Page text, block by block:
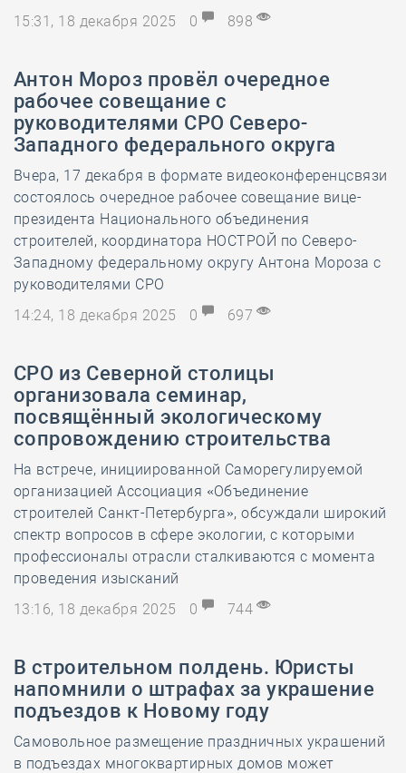
15:31, 18 декабря 2025
0 898
Антон Мороз провёл очередное
рабочее совещание с
руководителями СРО Северо-
Западного федерального округа
Вчера, 17 декабря в формате видеоконференцсвязи
состоялось очередное рабочее совещание вице-
президента Национального объединения
строителей, координатора НОСТРОЙ по Северо-
Западному федеральному округу Антона Мороза с
руководителями СРО
14:24, 18 декабря 2025
0 697
СРО из Северной столицы
организовала семинар,
посвящённый экологическому
сопровождению строительства
На встрече, инициированной Саморегулируемой
организацией Ассоциация «Объединение
строителей Санкт-Петербурга», обсуждали широкий
спектр вопросов в сфере экологии, с которыми
профессионалы отрасли сталкиваются с момента
проведения изысканий
13:16, 18 декабря 2025
0 744
В строительном полдень. Юристы
напомнили о штрафах за украшение
подъездов к Новому году
Самовольное размещение праздничных украшений
в подъездах многоквартирных домов может